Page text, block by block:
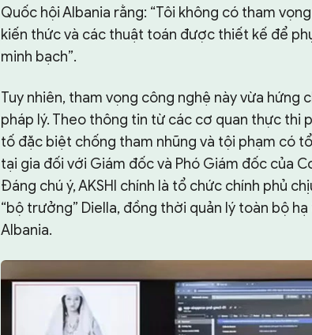
Quốc hội Albania rằng: “Tôi không có tham
kiến thức và các thuật toán được thiết kế để
minh bạch”.
Tuy nhiên, tham vọng công nghệ này vừa
pháp lý. Theo thông tin từ các cơ quan thực thi
tố đặc biệt chống tham nhũng và tội phạm có
tại gia đối với Giám đốc và Phó Giám đốc của
Đáng chú ý, AKSHI chính là tổ chức chính phủ
“bộ trưởng” Diella, đồng thời quản lý toàn bộ
Albania.